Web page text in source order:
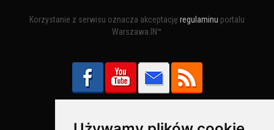
Korzystanie z serwisu oznacza akceptację regulaminu portalu
Warszawa.IN™